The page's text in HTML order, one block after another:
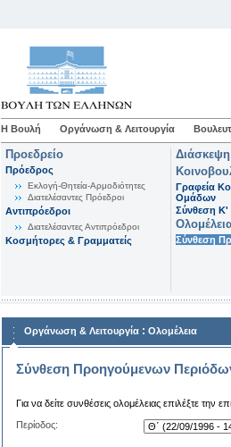
Η Βουλή Οργάνωση & Λειτουργία
Προεδρείο
Πρόεδρος
Εκλογή-Θητεία-Αρμοδιότητες
Διατελέσαντες Πρόεδροι
Αντιπρόεδροι
Διατελέσαντες Αντιπρόεδροι
Κοσμήτορες & Γραμματείς
Γραφεία
Ομάδων
Σύνθεση K'
Σύνθεση
Οργάνωση & Λειτουργία : Ολομέλεια
Σύνθεση Προηγούμενων
Για να δείτε συνθέσεις ολομέλειας επιλέξτε την
Περίοδος: